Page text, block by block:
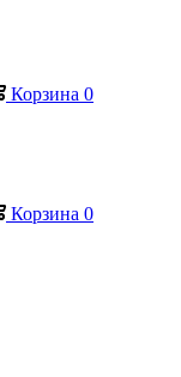
Корзина 0
Корзина 0